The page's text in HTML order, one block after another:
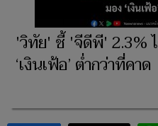
'วิทัย' ชี้ 'จีดีพี' 2.3%
‘เงินเฟ้อ’ ต่ำกว่าที่คาด